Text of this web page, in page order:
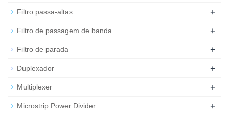
Filtro passa-altas +
Filtro de passagem de banda +
Filtro de parada +
Duplexador +
Multiplexer +
Microstrip Power Divider +